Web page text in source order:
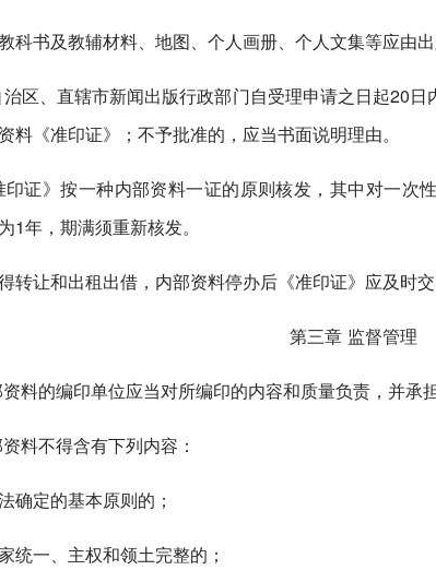
科书及教辅材料、地图、个人画册、个人文集等应由出
区、直辖市新闻出版行政部门自受理申请之日起20
料《准印证》；不予批准的，应当书面说明理由。
证》按一种内部资料一证的原则核发，其中对一次
1年，期满须重新核发。
转让和出租出借，内部资料停办后《准印证》应及时交
第三章 监督管理
料的编印单位应当对所编印的内容和质量负责，并承
料不得含有下列内容：
确定的基本原则的；
统一、主权和领土完整的；